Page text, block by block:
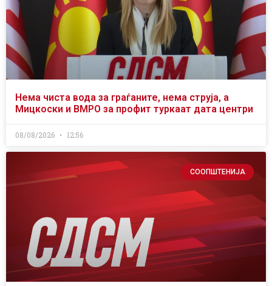
Нема чиста вода за граѓаните, нема струја, а
Мицкоски и ВМРО за профит туркаат дата центри
08/08/2026 12:56
СООПШТЕНИЈА